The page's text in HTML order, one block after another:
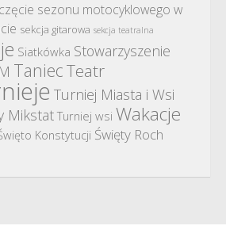
sezonu motocyklowego w
sekcja gitarowa sekcja teatralna
Siatkówka Stowarzyszenie
TaniecTeatr
Turniej Miasta i Wsi
Mikstat Turniej wsi Wakacje
Konstytucji Święty Roch